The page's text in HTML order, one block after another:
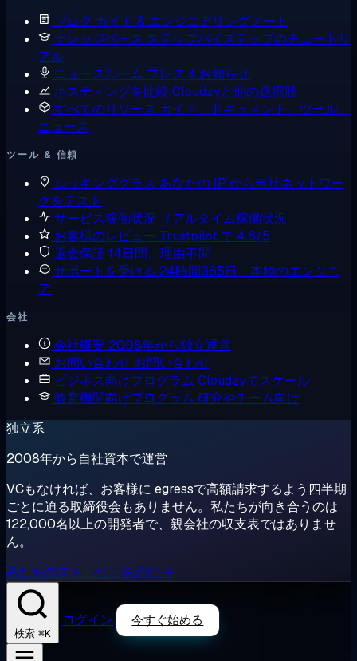
ブログ ガイド & エンジニアリングノート
ナレッジベース ステップバイステップのチュートリ
アル
ニュースルーム プレス & お知らせ
ホスティングを比較 Cloudzyと他の選択肢
すべてのリソース ガイド、ドキュメント、ツール、
ニュース
ツール & 信頼
ルッキンググラス あなたの IP から当社ネットワー
クをテスト
サービス稼働状況 リアルタイム稼働状況
お客様のレビュー Trustpilot で 4.6/5
返金保証 14日間、理由不問
サポートを受ける 24時間365日、本物のエンジニ
ア
会社
会社概要 2008年から独立運営
お問い合わせ お問い合わせ
ビジネス向けプログラム Cloudzyでスケール
教育機関向けプログラム 研究やチーム向け
独立系
2008年から自社資本で運営
VCもなければ、お客様に egressで高額請求するよう四半期
ごとに迫る取締役会もありません。私たちが向き合うのは
122,000名以上の開発者で、親会社の収支表ではありませ
ん。
私たちのストーリーを読む →
検索 ⌘K
ログイン 今すぐ始める